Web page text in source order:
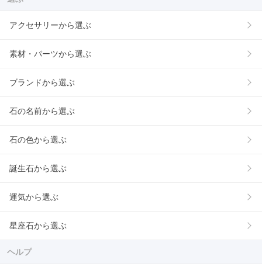
アクセサリーから選ぶ
素材・パーツから選ぶ
ブランドから選ぶ
石の名前から選ぶ
石の色から選ぶ
誕生石から選ぶ
運気から選ぶ
星座石から選ぶ
ヘルプ